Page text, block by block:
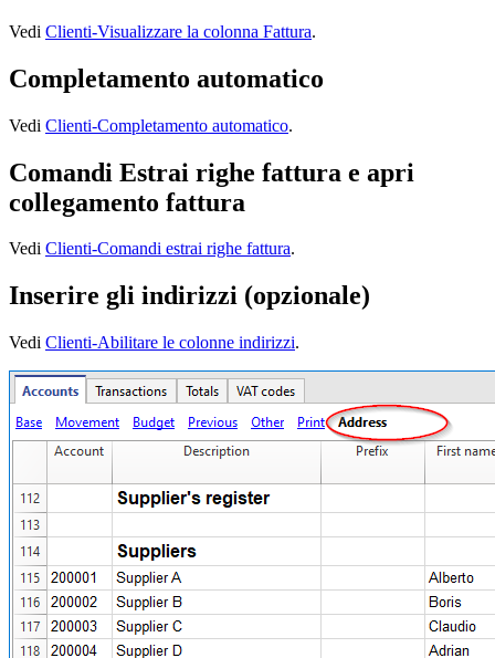
Vedi Clienti-Visualizzare la colonna Fattura.
Completamento automatico
Vedi Clienti-Completamento automatico.
Comandi Estrai righe fattura e apri
collegamento fattura
Vedi Clienti-Comandi estrai righe fattura.
Inserire gli indirizzi (opzionale)
Vedi Clienti-Abilitare le colonne indirizzi.